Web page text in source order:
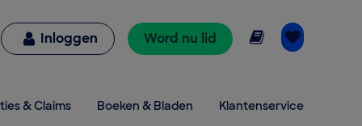
Inloggen Word nu lid Online lezen
& Claims Boeken & Bladen Klantenservice